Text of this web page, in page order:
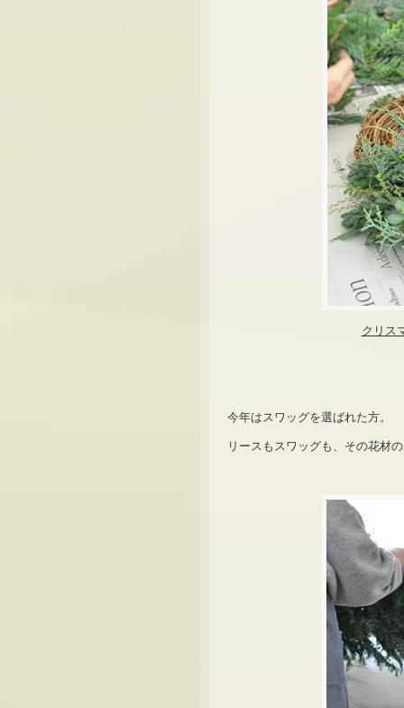
クリス
今年はスワッグを選ばれた方。
リースもスワッグも、その花材